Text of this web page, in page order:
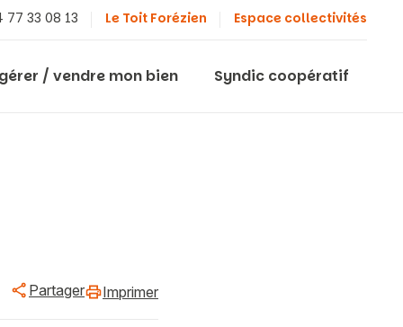
77 33 08 13 Le Toit Forézien Espace collectivités
/ vendre mon bien Syndic coopératif
Partager Imprimer